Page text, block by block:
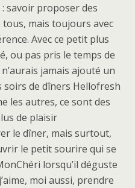
savoir proposer des
tous, mais toujours avec
Avec ce petit plus
ou pas pris le temps de
jamais ajouté un
soirs de dîners Hellofresh
les autres, ce sont des
de plaisir
le dîner, mais surtout,
le petit sourire qui se
lorsqu’il déguste
moi aussi, prendre